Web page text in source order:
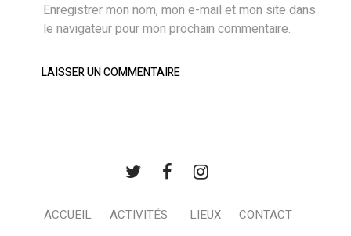
Enregistrer mon nom, mon e-mail et mon site dans
le navigateur pour mon prochain commentaire.
ACCUEIL ACTIVITÉS LIEUX CONTACT